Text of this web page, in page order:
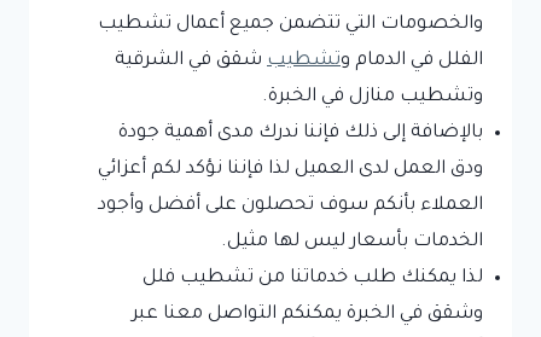
والخصومات التي تتضمن جميع أعمال تشطيب
الفلل في الدمام وتشطيب شقق في الشرقية
وتشطيب منازل في الخبرة.
بالإضافة إلى ذلك فإننا ندرك مدى أهمية جودة
ودق العمل لدى العميل لذا فإننا نؤكد لكم أعزائي
العملاء بأنكم سوف تحصلون على أفضل وأجود
الخدمات بأسعار ليس لها مثيل.
لذا يمكنك طلب خدماتنا من تشطيب فلل
وشقق في الخبرة يمكنكم التواصل معنا عبر